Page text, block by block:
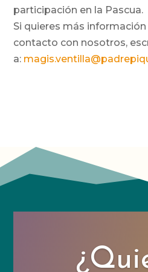
participación en la Pascua.
Si quieres más
contacto con nosotros,
a: